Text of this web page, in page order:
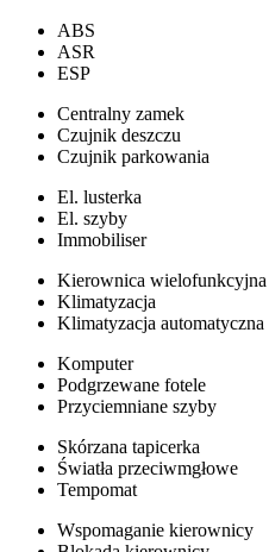
ABS
ASR
ESP
Centralny zamek
Czujnik deszczu
Czujnik parkowania
El. lusterka
El. szyby
Immobiliser
Kierownica wielofunkcyjna
Klimatyzacja
Klimatyzacja automatyczna
Komputer
Podgrzewane fotele
Przyciemniane szyby
Skórzana tapicerka
Światła przeciwmgłowe
Tempomat
Wspomaganie kierownicy